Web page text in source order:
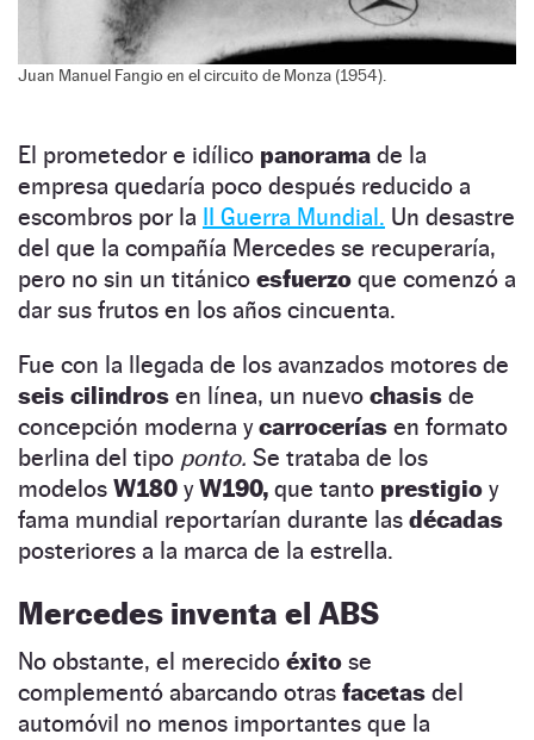
Juan Manuel Fangio en el circuito de Monza (1954).
El prometedor e idílico panorama de la
empresa quedaría poco después reducido a
escombros por la II Guerra Mundial. Un desastre
del que la compañía Mercedes se recuperaría,
pero no sin un titánico esfuerzo que comenzó a
dar sus frutos en los años cincuenta.
Fue con la llegada de los avanzados motores de
seis cilindros en línea, un nuevo chasis de
concepción moderna ycarrocerías en formato
berlina del tipo ponto. Se trataba de los
modelos W180 yW190, que tanto prestigio y
fama mundial reportarían durante las décadas
posteriores a la marca de la estrella.
Mercedes inventa el ABS
No obstante, el merecido éxito se
complementó abarcando otras facetas del
automóvil no menos importantes que la